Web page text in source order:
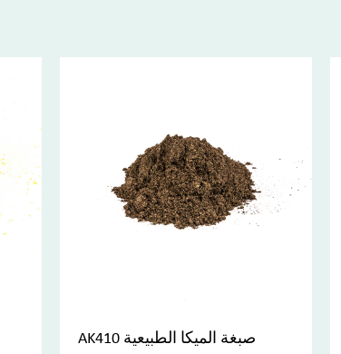
AK410 صبغة الميكا الطبيعية